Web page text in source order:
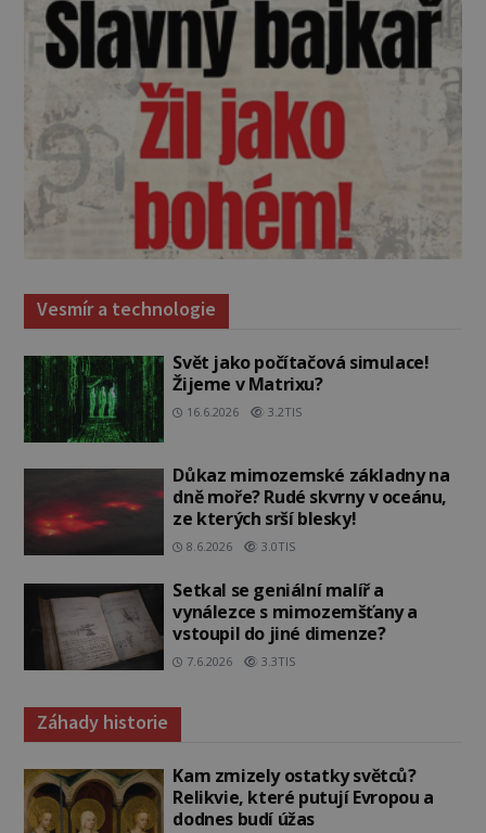
Vesmír a technologie
Svět jako počítačová simulace!
Žijeme v Matrixu?
16.6.2026 3.2TIS
Důkaz mimozemské základny na
dně moře? Rudé skvrny v oceánu,
ze kterých srší blesky!
8.6.2026 3.0TIS
Setkal se geniální malíř a
vynálezce s mimozemšťany a
vstoupil do jiné dimenze?
7.6.2026 3.3TIS
Záhady historie
Kam zmizely ostatky světců?
Relikvie, které putují Evropou a
dodnes budí úžas